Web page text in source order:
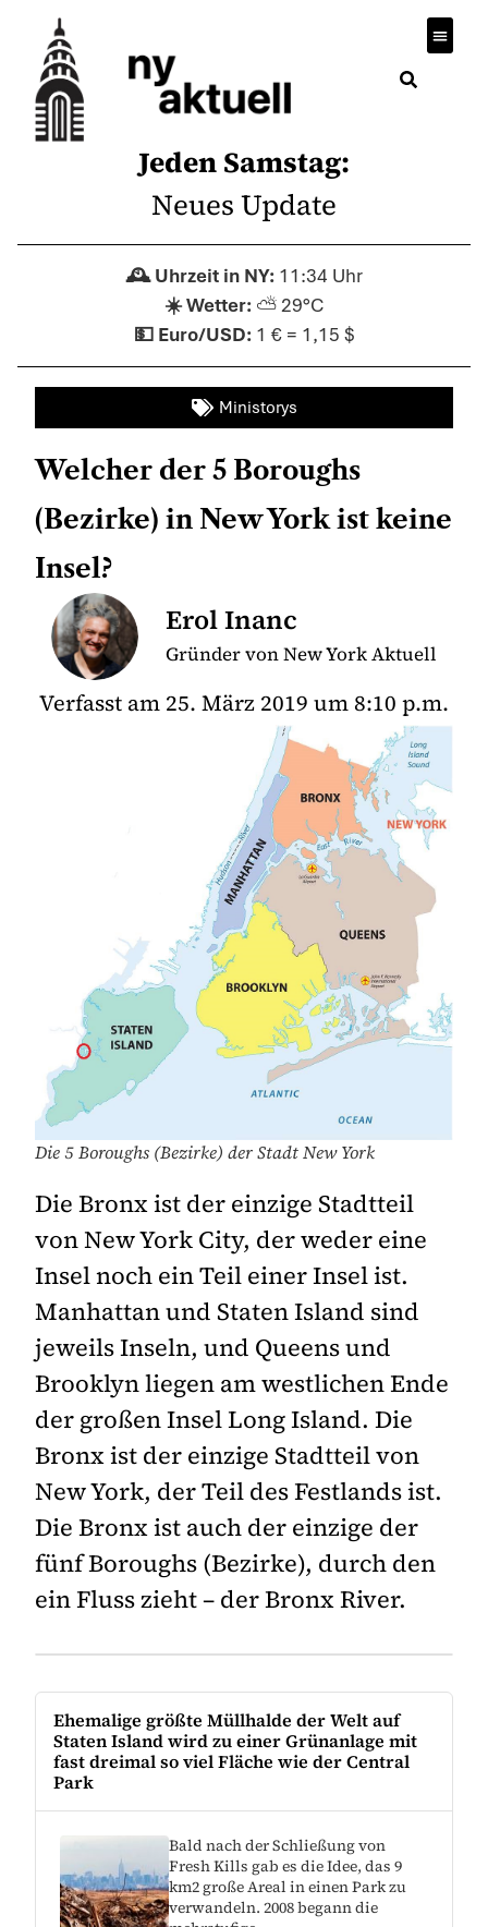
Jeden Samstag:
Neues Update
11:34 Uhr
⛅ 29°C
1 € = 1,15 $
Ministorys
Welcher der 5 Boroughs
(Bezirke) in New York ist keine
Insel?
Erol Inanc
Gründer von New York Aktuell
Verfasst am 25. März 2019 um 8:10 p.m.
Die 5 Boroughs (Bezirke) der Stadt New York
Die Bronx ist der einzige Stadtteil
von New York City, der weder eine
Insel noch ein Teil einer Insel ist.
Manhattan und Staten Island sind
jeweils Inseln, und Queens und
Brooklyn liegen am westlichen Ende
der großen Insel Long Island. Die
Bronx ist der einzige Stadtteil von
New York, der Teil des Festlands ist.
Die Bronx ist auch der einzige der
fünf Boroughs (Bezirke), durch den
ein Fluss zieht – der Bronx River.
Ehemalige größte Müllhalde der Welt auf
Staten Island wird zu einer Grünanlage mit
fast dreimal so viel Fläche wie der Central
Park
Bald nach der Schließung von
Fresh Kills gab es die Idee, das 9
km2 große Areal in einen Park zu
verwandeln. 2008 begann die